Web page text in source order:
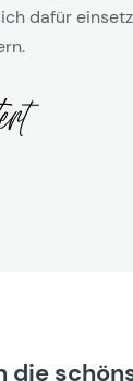
dafür
die